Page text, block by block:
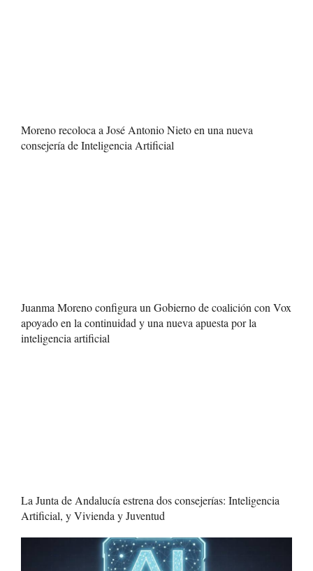
Moreno recoloca a José Antonio Nieto en una nueva
consejería de Inteligencia Artificial
Juanma Moreno configura un Gobierno de coalición con Vox
apoyado en la continuidad y una nueva apuesta por la
inteligencia artificial
La Junta de Andalucía estrena dos consejerías: Inteligencia
Artificial, y Vivienda y Juventud